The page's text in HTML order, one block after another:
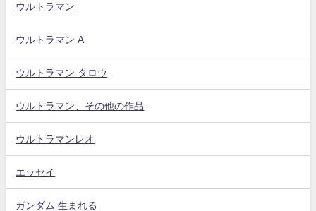
ウルトラマン
ウルトラマン A
ウルトラマン タロウ
ウルトラマン、その他の作品
ウルトラマンレオ
エッセイ
ガンダム 生まれる